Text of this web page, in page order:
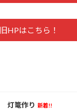
旧HPはこちら！
灯篭作り 新着!!